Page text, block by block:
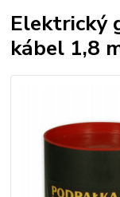
Elektrický
kábel 1,8